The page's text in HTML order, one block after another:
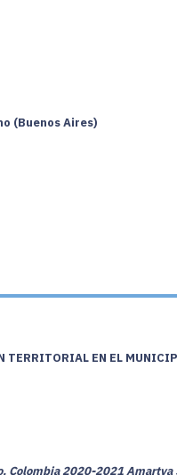
(Buenos Aires)
EN EL
Colombia 2020-2021 Amartya